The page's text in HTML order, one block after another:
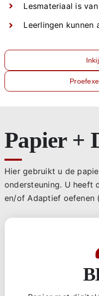
Lesmateriaal is
Leerlingen kunnen
Papier +
Hier gebruikt u de
ondersteuning. U heeft
en/of Adaptief oefenen